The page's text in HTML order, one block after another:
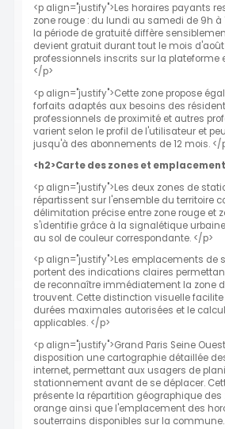
<p align="justify">Les horaires payants
zone rouge : du lundi au samedi de 9h à
la période de gratuité diffère
devient gratuit durant tout le mois
professionnels inscrits sur la plateforme
</p>
<p align="justify">Cette zone propose
forfaits adaptés aux besoins des
professionnels de proximité et autres
varient selon le profil de l'utilisateur et
jusqu'à des abonnements de 12 mois. </
<h2>Carte des zones et
<p align="justify">Les deux zones de
répartissent sur l'ensemble du territoire
délimitation précise entre zone rouge et
s'identifie grâce à la signalétique
au sol de couleur correspondante. </p>
<p align="justify">Les emplacements de
portent des indications claires
de reconnaître immédiatement la zone
trouvent. Cette distinction visuelle facilite
durées maximales autorisées et le
applicables. </p>
<p align="justify">Grand Paris Seine
disposition une cartographie détaillée
internet, permettant aux usagers de
stationnement avant de se déplacer.
présente la répartition géographique des
orange ainsi que l'emplacement des
souterrains disponibles sur la commune.